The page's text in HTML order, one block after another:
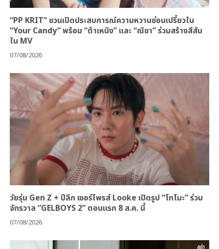
“PP KRIT” ชวนเปิดประสบการณ์ความหวานซ่อนเปรี้ยวใน
“Your Candy” พร้อม “ต้าเหนิง” และ “ณิชา” ร่วมสร้างสีสัน
ใน MV
07/08/2026
วัยรุ่น Gen Z + ปีลึก เซอร์ไพรส์ Looke เปิดรูป “โทโมะ” ร่วม
จักรวาล “GELBOYS 2” ตอนแรก 8 ส.ค. นี้
07/08/2026